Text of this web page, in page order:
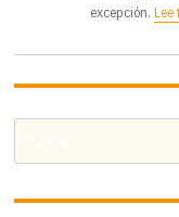
excepción.
por: